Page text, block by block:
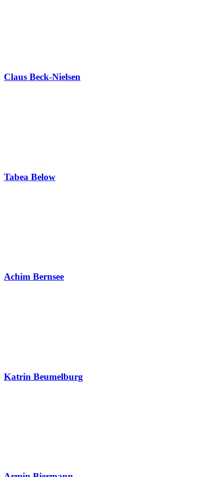
Claus Beck-Nielsen
Tabea Below
Achim Bernsee
Katrin Beumelburg